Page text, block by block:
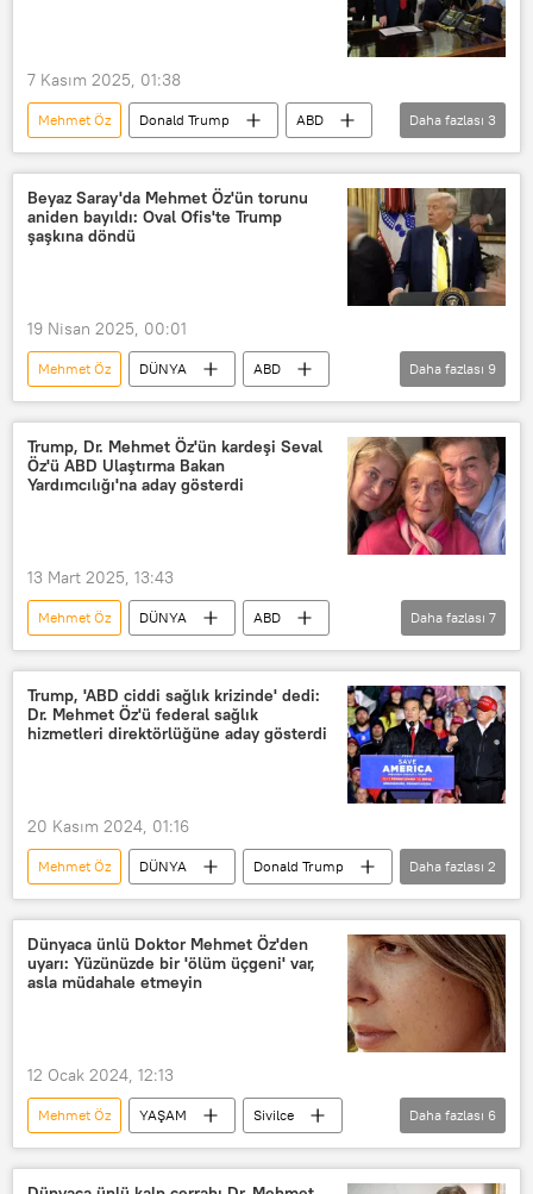
7 Kasım 2025, 01:38
Mehmet Öz Donald Trump
ABD
Novo Nordisk
Eli Lilly
DÜNYA
Daha fazlası 3
Beyaz Saray'da Mehmet Öz'ün torunu
aniden bayıldı: Oval Ofis'te Trump
şaşkına döndü
19 Nisan 2025, 00:01
Mehmet Öz DÜNYA
ABD
Donald Trump
Oval Ofis
bayılma
Beyaz Saray
Sağlık
Sağlık Bakanı
Daha fazlası 9
Trump, Dr. Mehmet Öz'ün kardeşi Seval
Öz'ü ABD Ulaştırma Bakan
Yardımcılığı'na aday gösterdi
13 Mart 2025, 13:43
Mehmet Öz DÜNYA
ABD
Donald Trump
Seval Öz
Massachusetts Institute of Technology (MIT)
MIT
Continental
Google
Daha fazlası 7
Trump, 'ABD ciddi sağlık krizinde' dedi:
Dr. Mehmet Öz'ü federal sağlık
hizmetleri direktörlüğüne aday gösterdi
20 Kasım 2024, 01:16
Mehmet Öz DÜNYA
Donald Trump
Doktor
ABD
Daha fazlası 2
Dünyaca ünlü Doktor Mehmet Öz'den
uyarı: Yüzünüzde bir 'ölüm üçgeni' var,
asla müdahale etmeyin
12 Ocak 2024, 12:13
Mehmet Öz YAŞAM
Sivilce
Ölüm
Sağlık
akne
cilt
cilt kanseri cilt bakımı
Daha fazlası 6